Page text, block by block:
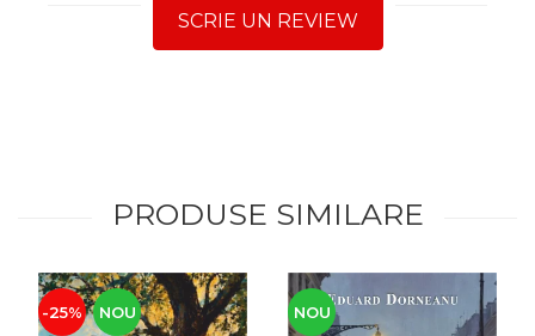
SCRIE UN REVIEW
PRODUSE SIMILARE
-25% NOU NOU